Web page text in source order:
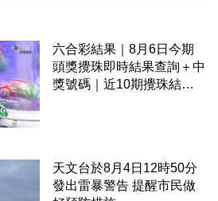
六合彩結果｜8月6日今期
頭獎攪珠即時結果查詢＋中
獎號碼｜近10期攪珠結果
天文台於8月4日12時50分
發出雷暴警告 提醒市民做